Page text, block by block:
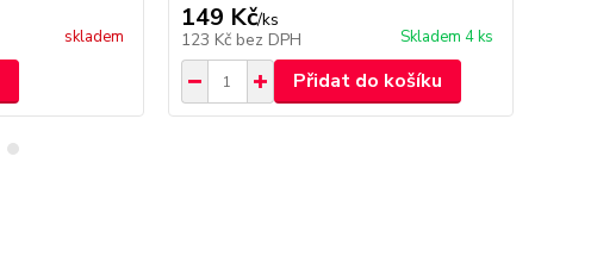
skladem
149 Kč/ks
123 Kč bez DPH Skladem 4 ks
Přidat do košíku